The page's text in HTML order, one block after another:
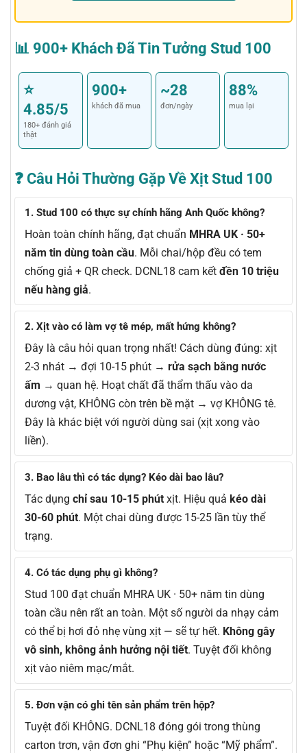
📊 900+ Khách Đã Tin Tưởng Stud 100
⭐
4.85/5
180+ đánh giá
thật
900+
khách đã mua
~28
đơn/ngày
88%
mua lại
❓ Câu Hỏi Thường Gặp Về Xịt Stud 100
1. Stud 100 có thực sự chính hãng Anh Quốc không?
Hoàn toàn chính hãng, đạt chuẩn MHRA UK · 50+
năm tin dùng toàn cầu. Mỗi chai/hộp đều có tem
chống giả + QR check. DCNL18 cam kết đền 10 triệu
nếu hàng giả.
2. Xịt vào có làm vợ tê mép, mất hứng không?
Đây là câu hỏi quan trọng nhất! Cách dùng đúng: xịt
2-3 nhát → đợi 10-15 phút → rửa sạch bằng nước
ấm → quan hệ. Hoạt chất đã thẩm thấu vào da
dương vật, KHÔNG còn trên bề mặt → vợ KHÔNG tê.
Đây là khác biệt với người dùng sai (xịt xong vào
liền).
3. Bao lâu thì có tác dụng? Kéo dài bao lâu?
Tác dụng chỉ sau 10-15 phút xịt. Hiệu quả kéo dài
30-60 phút. Một chai dùng được 15-25 lần tùy thể
trạng.
4. Có tác dụng phụ gì không?
Stud 100 đạt chuẩn MHRA UK · 50+ năm tin dùng
toàn cầu nên rất an toàn. Một số người da nhạy cảm
có thể bị hơi đỏ nhẹ vùng xịt — sẽ tự hết. Không gây
vô sinh, không ảnh hưởng nội tiết. Tuyệt đối không
xịt vào niêm mạc/mắt.
5. Đơn vận có ghi tên sản phẩm trên hộp?
Tuyệt đối KHÔNG. DCNL18 đóng gói trong thùng
carton trơn, vận đơn ghi “Phụ kiện” hoặc “Mỹ phẩm”.